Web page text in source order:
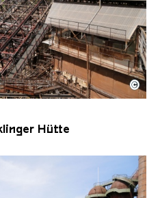
Völklinger Hütte mit
Völklinger Hütte | Karl
©
Hütte